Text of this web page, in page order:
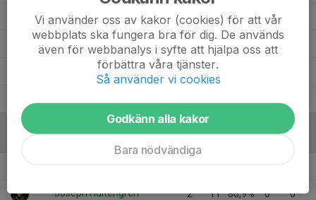
83 Jesper Pagander 10 0 0 0
Jesper Kallas 0
Daniel Lindegren 6 0
Joseph Hultengren 2 11 86,9% 0 0
Vi använder oss av kakor (cookies) för att vår
webbplats ska fungera bra för dig. De används
även för webbanalys i syfte att hjälpa oss att
förbättra våra tjänster.
Så använder vi cookies
Godkänn alla kakor
Bara nödvändiga